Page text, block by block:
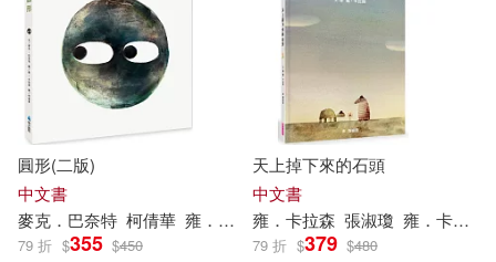
Oppel(5)
Cameron MacKenzie(4)
Walser(4) Jenni(3)
小天下(2) Balzer & Bray(1)
Beascoa Ediciones(1)
Hodder&Stoughton(1)
Oceano De Mexico(1)
可新加坡店取(160)
可菲律賓店取(160)
上市日期
圓形(二版)
中文書
麥克．巴奈特 柯倩華 雍．卡拉森（ JonKlassen）
79 折 $355 $450
天上掉下來的石頭
中文書
雍．卡拉森 張淑瓊 雍．卡拉森（
79 折 $379 $480